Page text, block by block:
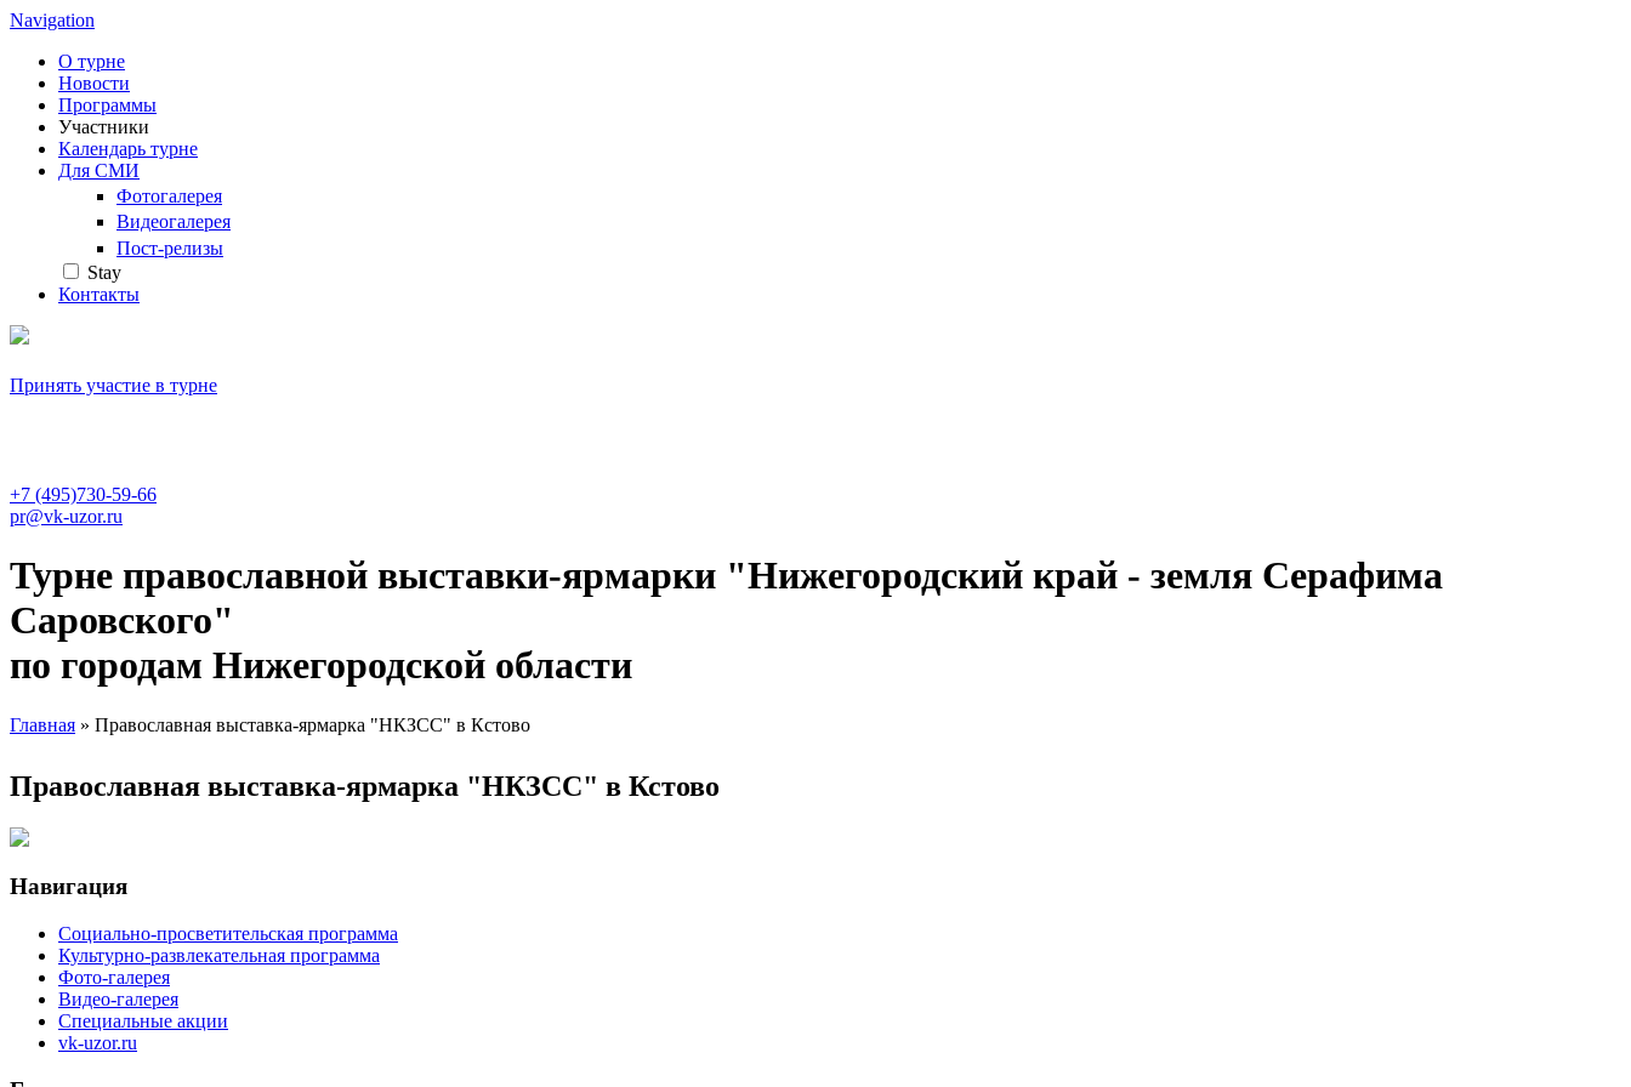
Navigation
О турне
Новости
Программы
Участники
Календарь турне
Для СМИ
Фотогалерея
Видеогалерея
Пост-релизы
Stay
Контакты
Принять участие в турне
+7 (495)730-59-66
pr@vk-uzor.ru
Турне православной выставки-ярмарки "Нижегородский край - земля Серафима
Саровского"
по городам Нижегородской области
Главная » Православная выставка-ярмарка "НКЗСС" в Кстово
Православная выставка-ярмарка "НКЗСС" в Кстово
Навигация
Социально-просветительская программа
Культурно-развлекательная программа
Фото-галерея
Видео-галерея
Специальные акции
vk-uzor.ru